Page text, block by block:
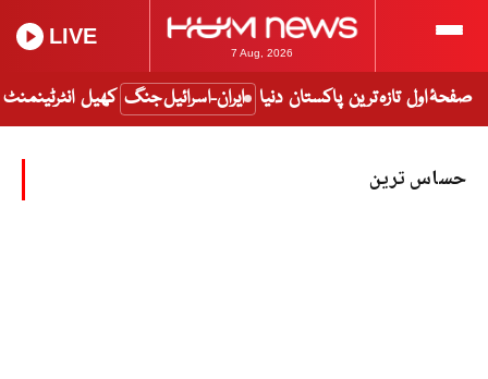
7 Aug, 2026
LIVE
صفحۂ اول تازہ ترین پاکستان دنیا ایران-اسرائیل جنگ کھیل انٹرٹینمنٹ
حساس ترین